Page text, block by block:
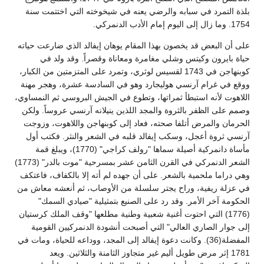
بلذة التمرد في سبابه والرضي يعنه في شيخوخته التي اختتمت سنة
1754. وما زال إلى اليوم إمام الأدب الدنمركي.
على أن البعض قد يخصون بهذا المقام يوهان إيفالد الذي ضارعت حياته
حياة بايرون وكيتس وشلي مغامرة ومعاناة وقصراً. وقد ولد في
كوبنهاجن في 1743 لقسيس لوثري، وتمرد على المتزمتين من الكبار،
ووقع في غرام آرنسي هوليجارد وهو في السادسة عشرة، وهجر مهنة
اللاهوت لأنه استبطأ ثمراتها، وتطوع في الجيش البروسي ثم النمساوي،
وصمم على الظفر بالثروة والمجد اللذين ينيلانه آرنسي عروساً. ولكن
الحرمان والمرض أتلفا صحته، فعاد إلى كوبنهاجن واللاهوت، وزوجت
آرنسي ثروة أعجل، وسكب إيفالد قلبه في الشعر والنثر. فكتب أول
مأساة دانمركية أصيلة سماها "رولف كراجي" (1770)، ويبلغ قمة
الشعر الدنمركي في القرن الثامن عشر بمسرحية "موت بالدر" (1773)
وهي دراما ملحمية بالشعر. على أن جهده لم أته إلا بالكفاف، فاعتكف
في عزلة ريفية، وراح يجتر سلسلة من الأوصاب، ثم أنعشه معاش من
الحكومة آخر الأمر. وقد رد على الصنيع بتمثيلية "صيادي السمك"
(1776) التي احتوت أغنية شعبية وطنية مطلعها "وقف الملك كرستيان
إلى جوار الصاري العالي" التي أصبحت أنشودة الدنمركيين القومية
المفضلة(36). وكانت دعوة إيفالد إلى المجد، ووداعه للحياة، ومات في
1781 إثر مرض طويل أليم غير متجاوز الثامنة والثلاثين. ويعد